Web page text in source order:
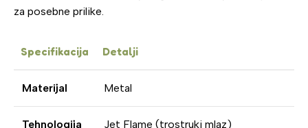
za posebne prilike.
Specifikacija Detalji
Materijal Metal
Tehnologija Jet Flame (trostruki mlaz)